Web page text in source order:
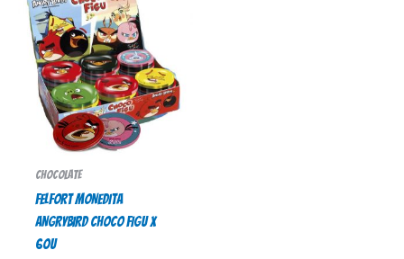
Chocolate
FELFORT MONEDITA
ANGRYBIRD CHOCO FIGU x
60u